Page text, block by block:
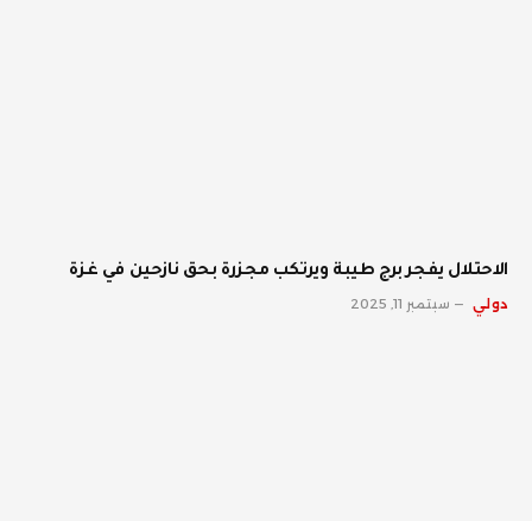
الاحتلال يفجر برج طيبة ويرتكب مجزرة بحق نازحين في غزة
دولي سبتمبر 11, 2025